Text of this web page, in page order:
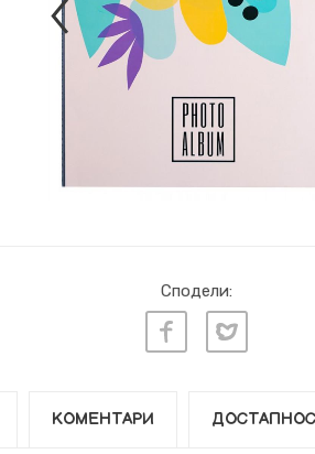
Сподели:
КОМЕНТАРИ